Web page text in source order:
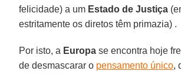
felicidade) a um Estado de Justiça
estritamente os diretos têm primazia) .
Por isto, a Europa se encontra hoje
de desmascarar o pensamento único,